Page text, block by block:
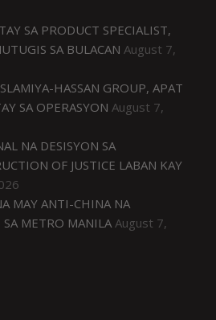
SA PRODUCT SPECIALIST,
SA BULACAN August 7,
HASSAN GROUP, APAT
SA OPERASYON August 7,
NA DESISYON SA
OF JUSTICE LABAN KAY
MAY ANTI-CHINA NA
METRO MANILA August 7,